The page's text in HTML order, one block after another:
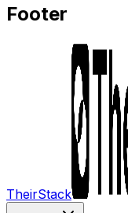
Footer
TheirStack